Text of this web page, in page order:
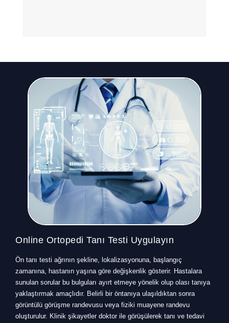
Online Ortopedi Tanı Testi Uygulayın
Ön tanı testi ağrının şekline, lokalizasyonuna, başlangıç
zamanına, hastanın yaşına göre değişkenlik gösterir. Hastalara
sunulan sorular bu bulguları ayırt etmeye yönelik olup olası tanıya
yaklaştırmak amaçlıdır. Belirli bir öntanıya ulaşıldıktan sonra
görüntülü görüşme randevusu veya fiziki muayene randevu
oluşturulur. Klinik şikayetler doktor ile görüşülerek tanı ve tedavi